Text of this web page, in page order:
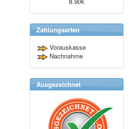
Zahlungsarten
Vorauskasse
Nachnahme
Ausgezeichnet